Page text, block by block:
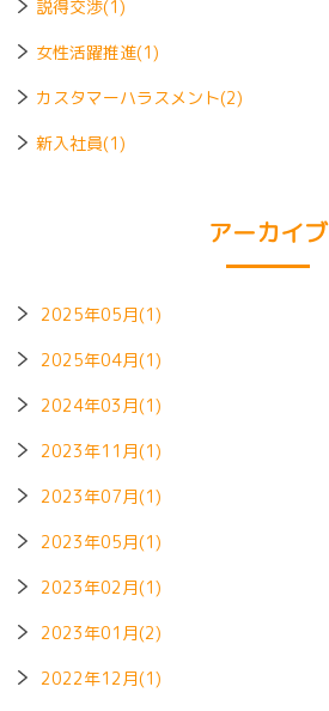
説得交渉(1)
女性活躍推進(1)
カスタマーハラスメント(2)
新入社員(1)
アーカイブ
2025年05月(1)
2025年04月(1)
2024年03月(1)
2023年11月(1)
2023年07月(1)
2023年05月(1)
2023年02月(1)
2023年01月(2)
2022年12月(1)